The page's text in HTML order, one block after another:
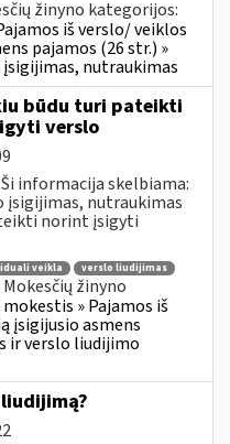
žinyno kategorijos:
iš verslo/ veiklos
pajamos (26 str.) »
nutraukimas
būdu turi pateikti
verslo
informacija skelbiama:
įsigijimas, nutraukimas
norint įsigyti
veikla
verslo liudijimas
Mokesčių žinyno
» Pajamos iš
įsigijusio asmens
ir verslo liudijimo